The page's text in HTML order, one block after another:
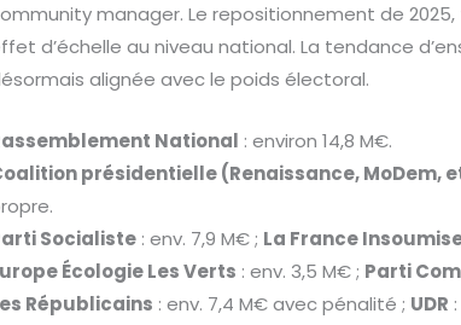
manager. Le repositionnement de
d’échelle au niveau national. La tendance
alignée avec le poids électoral.
National : environ 14,8 M€.
présidentielle (Renaissance, MoDem,
Socialiste : env. 7,9 M€ ; La France
Écologie Les Verts : env. 3,5 M€ ; Parti
Républicains : env. 7,4 M€ avec pénalité ; UDR